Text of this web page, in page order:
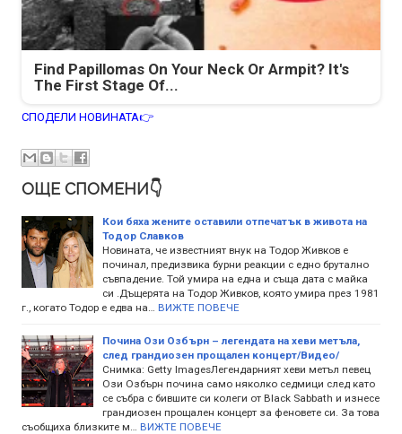
Find Papillomas On Your Neck Or Armpit? It's
The First Stage Of...
СПОДЕЛИ НОВИНАТА👉
ОЩЕ СПОМЕНИ👇
Кои бяха жените оставили отпечатък в живота на
Тодор Славков
Новината, че известният внук на Тодор Живков е
починал, предизвика бурни реакции с едно брутално
съвпадение. Той умира на една и съща дата с майка
си .Дъщерята на Тодор Живков, която умира през 1981
г., когато Тодор е едва на…
ВИЖТЕ ПОВЕЧЕ
Почина Ози Озбърн – легендата на хеви метъла,
след грандиозен прощален концерт/Видео/
Снимка: Getty ImagesЛегендарният хеви метъл певец
Ози Озбърн почина само няколко седмици след като
се събра с бившите си колеги от Black Sabbath и изнесе
грандиозен прощален концерт за феновете си. За това
съобщиха близките м…
ВИЖТЕ ПОВЕЧЕ